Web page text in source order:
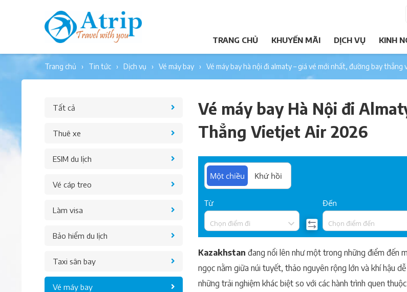
TRANG CHỦ KHUYẾN MÃI DỊCH VỤ KINH
trang chủ tin tức dịch vụ vé máy bay vé máy bay hà nội đi almaty – giá vé mới nhất, đường bay
Tất cả
Thuê xe
ESIM du lịch
Vé cáp treo
Làm visa
Bảo hiểm du lịch
Taxi sân bay
Vé máy bay
Vé máy bay Hà Nội đi
Thẳng Vietjet Air 2026
Một chiều Khứ hồi
Từ
Chọn điểm đi
Đến
Chọn điểm đến
Kazakhstan đang nổi lên như một trong những điểm đến
ngọc nằm giữa núi tuyết, thảo nguyên rộng lớn và khí hậu
những trải nghiệm khác biệt so với các hành trình quen